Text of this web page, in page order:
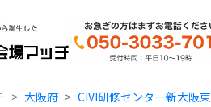
MICE Platform
大阪府 CIVI研修センター新大阪東